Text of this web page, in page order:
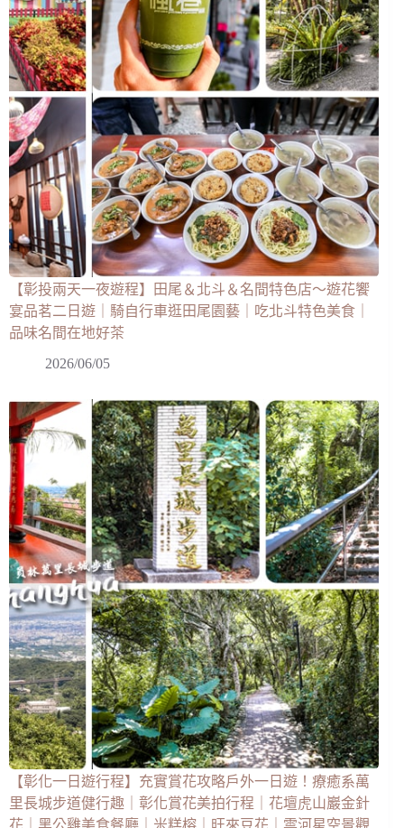
【彰投兩天一夜遊程】田尾＆北斗＆名間特色店～遊花饗
宴品茗二日遊｜騎自行車逛田尾園藝｜吃北斗特色美食｜
品味名間在地好茶
2026/06/05
【彰化一日遊行程】充實賞花攻略戶外一日遊！療癒系萬
里長城步道健行趣｜彰化賞花美拍行程｜花壇虎山巖金針